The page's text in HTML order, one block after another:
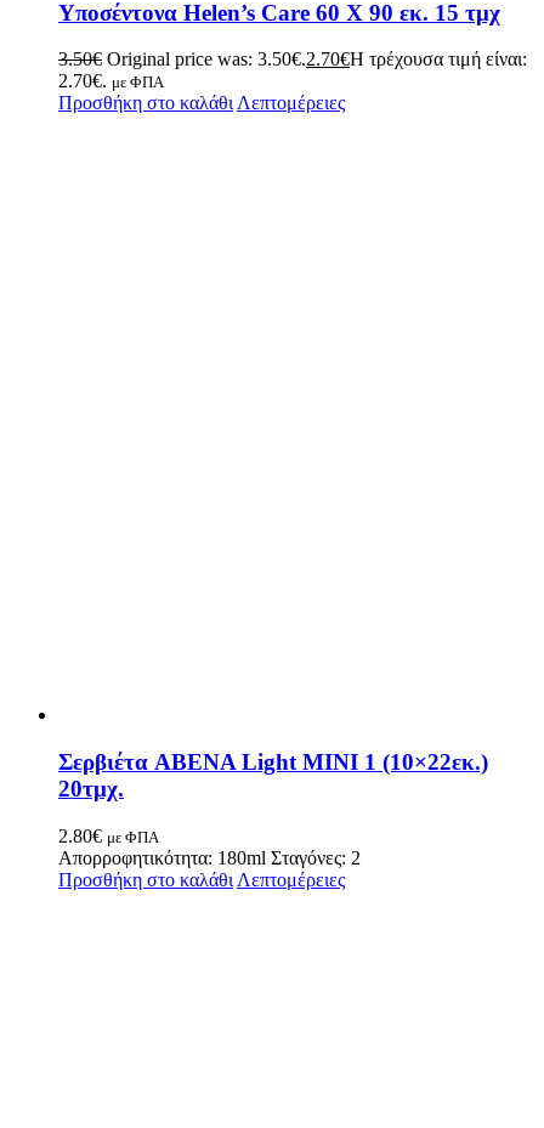
Υποσέντονα Helen’s Care 60 Χ 90 εκ. 15 τμχ
3.50€ Original price was: 3.50€.2.70€Η τρέχουσα τιμή είναι:
2.70€. με ΦΠΑ
Προσθήκη στο καλάθι Λεπτομέρειες
Σερβιέτα ABENA Light ΜΙΝΙ 1 (10×22εκ.)
20τμχ.
2.80€ με ΦΠΑ
Απορροφητικότητα: 180ml Σταγόνες: 2
Προσθήκη στο καλάθι Λεπτομέρειες